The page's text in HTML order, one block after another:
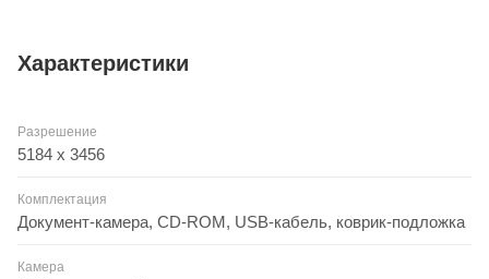
Характеристики
Разрешение
5184 х 3456
Комплектация
Документ-камера, CD-ROM, USB-кабель, коврик-подложка
Камера